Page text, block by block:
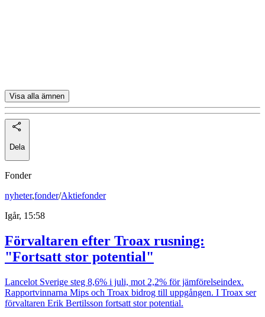
Visa alla ämnen
Dela
Fonder
nyheter,fonder/Aktiefonder
Igår, 15:58
Förvaltaren efter Troax rusning:
"Fortsatt stor potential"
Lancelot Sverige steg 8,6% i juli, mot 2,2% för jämförelseindex.
Rapportvinnarna Mips och Troax bidrog till uppgången. I Troax ser
förvaltaren Erik Bertilsson fortsatt stor potential.